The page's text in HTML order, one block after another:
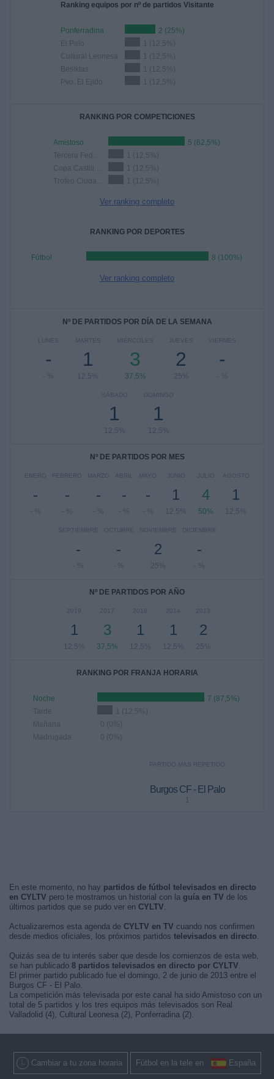
Ranking equipos por nº de partidos Visitante
Ponferradina
2 (25%)
El Palo
1 (12,5%)
Cultural Leonesa
1 (12,5%)
Besiktas
1 (12,5%)
Pvo. El Ejido
1 (12,5%)
RANKING POR COMPETICIONES
Amistoso
5 (62,5%)
1 (12,5%)
1 (12,5%)
1 (12,5%)
Ver ranking completo
RANKING POR DEPORTES
Fútbol 8 (100%)
Ver ranking completo
Nº DE PARTIDOS POR DÍA DE LA SEMANA
LUNES
-
- %
MARTES
1
12,5%
MIÉRCOLES
3
37,5%
JUEVES
2
25%
VIERNES
-
- %
SÁBADO
1
12,5%
DOMINGO
1
12,5%
Nº DE PARTIDOS POR MES
ENERO
-
- %
FEBRERO
-
- %
MARZO
-
- %
ABRIL
-
- %
MAYO
-
- %
JUNIO
1
12,5%
JULIO
4
50%
AGOSTO
1
12,5%
SEPTIEMBRE
-
- %
OCTUBRE
-
- %
NOVIEMBRE
2
25%
DICIEMBRE
-
- %
Nº DE PARTIDOS POR AÑO
2019
1
12,5%
2017
3
37,5%
2016
1
12,5%
2014
1
12,5%
2013
2
25%
RANKING POR FRANJA HORARIA
Noche
7 (87,5%)
Tarde
1 (12,5%)
Mañana
0 (0%)
Madrugada
0 (0%)
PARTIDO MÁS REPETIDO
Burgos CF - El Palo
1
En este momento, no hay partidos de fútbol televisados en directo
en CYLTV pero te mostramos un historial con la guía en TV de los
últimos partidos que se pudo ver en CYLTV.
Actualizaremos esta agenda de CYLTV en TV cuando nos confirmen
desde medios oficiales, los próximos partidos televisados en directo.
Quizás sea de tu interés saber que desde los comienzos de esta web,
se han publicado 8 partidos televisados en directo por CYLTV.
El primer partido publicado fue el domingo, 2 de junio de 2013 entre el
Burgos CF - El Palo.
La competición más televisada por este canal ha sido Amistoso con un
total de 5 partidos y los tres equipos más televisados son Real
Valladolid (4), Cultural Leonesa (2), Ponferradina (2).
Cambiar a tu zona horaria Fútbol en la tele en España